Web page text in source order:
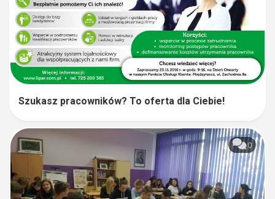
Szukasz pracowników? To oferta dla Ciebie!
0